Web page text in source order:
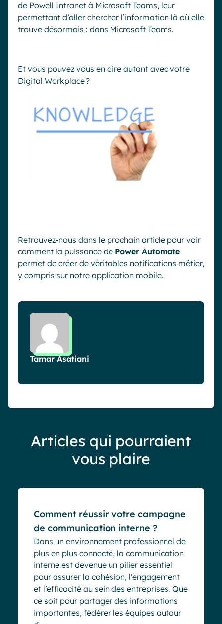
de Powell Intranet à Microsoft Teams, leur
permettant d’aller chercher l’information là où elle
trouve désormais : dans Microsoft Teams.
Et vous pouvez vous en dire autant avec votre
Digital Workplace?
Retrouvez-nous dans le prochain article pour voir
comment la puissance de Power Automate
permet de créer de véritables notifications métier,
y compris sur notre application mobile.
Tamar Asatiani
Articles qui pourraient
vous plaire
Comment réussir votre campagne
de communication interne ?
Dans un environnement professionnel de
plus en plus connecté, la communication
interne est devenue un pilier essentiel
pour assurer la cohésion, l’engagement
et l’efficacité au sein des entreprises. Que
ce soit pour partager des informations
importantes, fédérer les équipes autour